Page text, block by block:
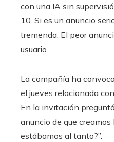
con una IA sin
10. Si es un anuncio
tremenda. El peor
usuario.
La compañía ha
el jueves relacionada
En la invitación
anuncio de que creamos
estábamos al tanto?”.